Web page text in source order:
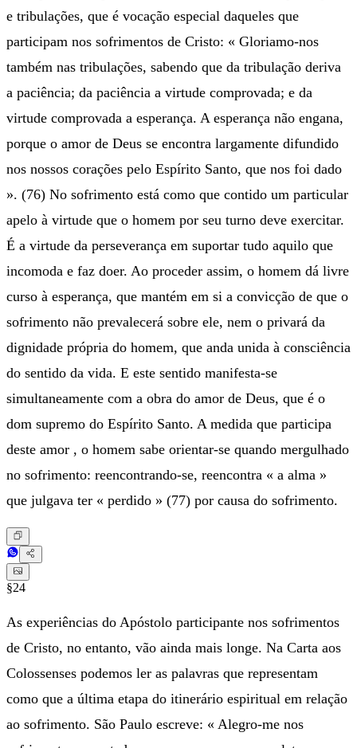
e tribulações, que é vocação especial daqueles que
participam nos sofrimentos de Cristo: « Gloriamo-nos
também nas tribulações, sabendo que da tribulação deriva
a paciência; da paciência a virtude comprovada; e da
virtude comprovada a esperança. A esperança não engana,
porque o amor de Deus se encontra largamente difundido
nos nossos corações pelo Espírito Santo, que nos foi dado
». (76) No sofrimento está como que contido um particular
apelo à virtude que o homem por seu turno deve exercitar.
É a virtude da perseverança em suportar tudo aquilo que
incomoda e faz doer. Ao proceder assim, o homem dá livre
curso à esperança, que mantém em si a convicção de que o
sofrimento não prevalecerá sobre ele, nem o privará da
dignidade própria do homem, que anda unida à consciência
do sentido da vida. E este sentido manifesta-se
simultaneamente com a obra do amor de Deus, que é o
dom supremo do Espírito Santo. A medida que participa
deste amor , o homem sabe orientar-se quando mergulhado
no sofrimento: reencontrando-se, reencontra « a alma »
que julgava ter « perdido » (77) por causa do sofrimento.
§24
As experiências do Apóstolo participante nos sofrimentos
de Cristo, no entanto, vão ainda mais longe. Na Carta aos
Colossenses podemos ler as palavras que representam
como que a última etapa do itinerário espiritual em relação
ao sofrimento. São Paulo escreve: « Alegro-me nos